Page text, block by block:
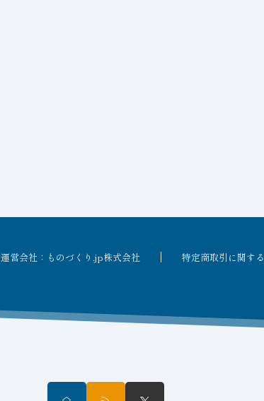
運営会社：ものづくり.jp株式会社 特定商取引に関す